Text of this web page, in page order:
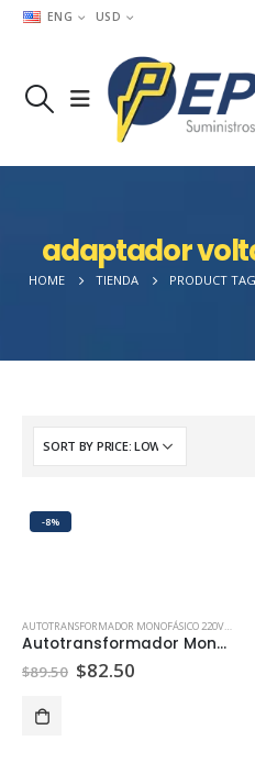
ENG USD
adaptador
HOME TIENDA PRODUCT
-8%
AUTOTRANSFORMADOR MONOFÁSICO 220V A 100V
Autotransformador Monofásico 220V A 100V 1500W
$89.50 $82.50